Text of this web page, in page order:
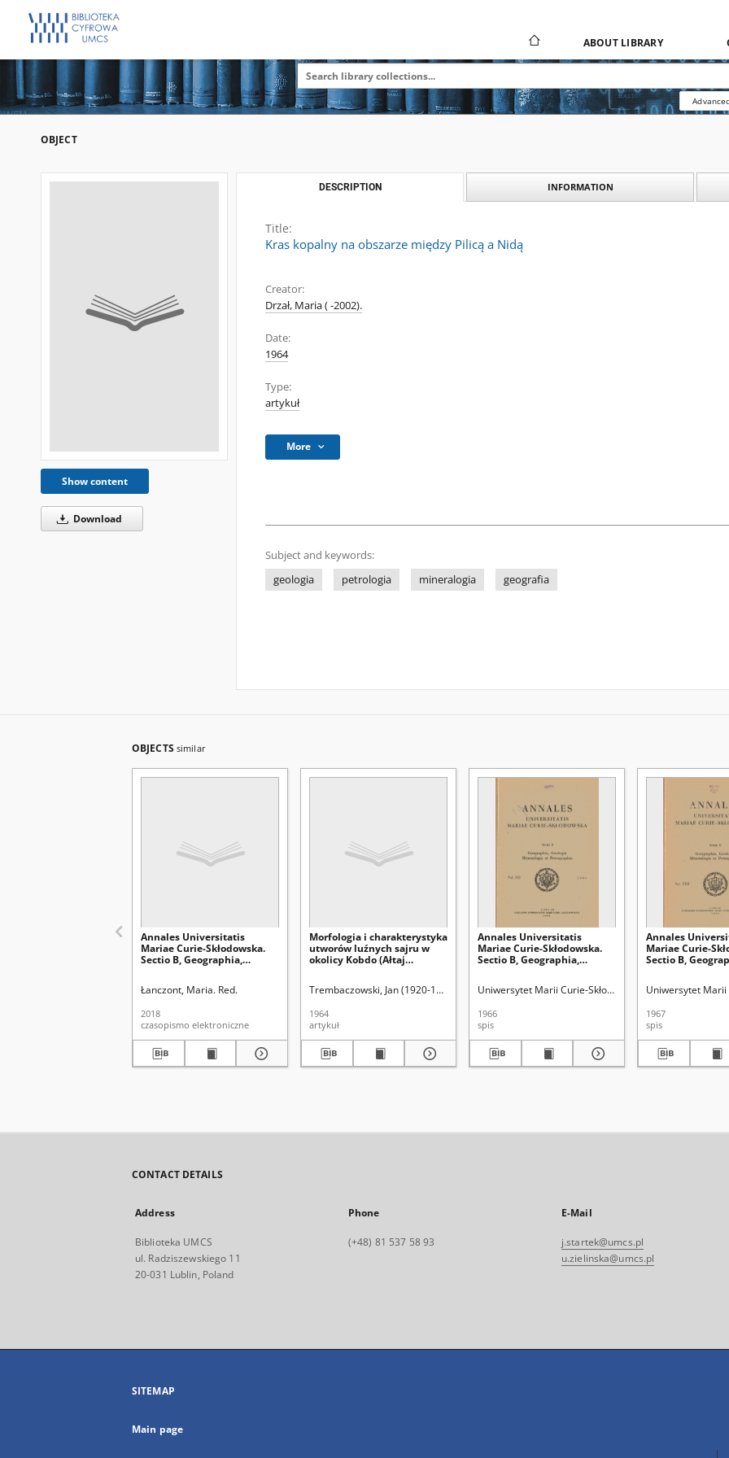
ABOUT LIBRARY
OBJECT
Show content
Download
DESCRIPTION INFORMATION
Title:
Kras kopalny na obszarze między Pilicą a Nidą
Creator:
Drzał, Maria ( -2002).
Date:
1964
Type:
artykuł
More
Subject and keywords:
geologia
petrologia mineralogia geografia
OBJECTS similar
Annales Universitatis
Mariae Curie-Skłodowska.
Sectio B, Geographia,
Spis treści
Łanczont, Maria. Red.
2018
czasopismo elektroniczne
Morfologia i charakterystyka
utworów luźnych sajru w
okolicy Kobdo (Ałtaj
Trembaczowski, Jan (1920-1998).
Uniwersytet Marii Curie-Skłodowskiej (Lublin)
1964
artykuł
Annales Universitatis
Mariae Curie-Skłodowska.
Sectio B, Geographia,
Spis treści
Uniwersytet Marii Curie-Skłodowskiej (Lublin)
1966
spis
Annales
Mariae Curie-
Sectio B,
Sps treści
Uniwersytet Marii
1967
spis
CONTACT DETAILS
Address
Biblioteka UMCS
ul. Radziszewskiego 11
20-031 Lublin, Poland
Phone
(+48) 81 537 58 93
E-Mail
j.startek@umcs.pl
u.zielinska@umcs.pl
SITEMAP
Main page